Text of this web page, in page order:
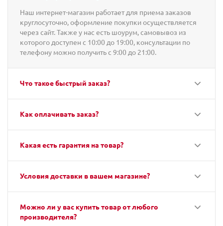
Наш интернет-магазин работает для приема заказов
круглосуточно, оформление покупки осуществляется
через сайт. Также у нас есть шоурум, самовывоз из
которого доступен с 10:00 до 19:00, консультации по
телефону можно получить с 9:00 до 21:00.
Что такое быстрый заказ?
Как оплачивать заказ?
Какая есть гарантия на товар?
Условия доставки в вашем магазине?
Можно ли у вас купить товар от любого
производителя?